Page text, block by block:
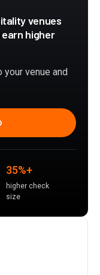
venues
higher
venue and
35%+
higher check
size